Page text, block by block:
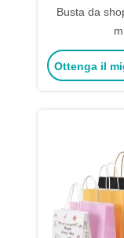
Busta da
Ottenga il